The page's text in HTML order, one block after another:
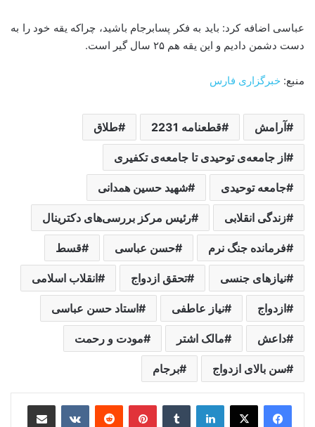
عباسی اضافه کرد: باید به فکر پسابرجام باشید، چراکه یقه خود را به
دست دشمن دادیم و این یقه هم ۲۵ سال گیر است.
منبع: خبرگزاری فارس
آرامش قطعنامه 2231 طلاق
از جامعه‌ی توحیدی تا جامعه‌ی تکفیری
جامعه توحیدی شهید حسین همدانی
زندگی انقلابی رئیس مرکز بررسی‌های دکترینال
فرمانده جنگ نرم حسن عباسی قسط
نیازهای جنسی تحقق ازدواج انقلاب اسلامی
ازدواج نیاز عاطفی استاد حسن عباسی
داعش مالک اشتر مودت و رحمت
سن بالای ازدواج برجام
لینکدین ‫تامبلر ‫پین‌ترست‫رددیت ‫VKontakteاشتراک گذاری از طریق ایمیل